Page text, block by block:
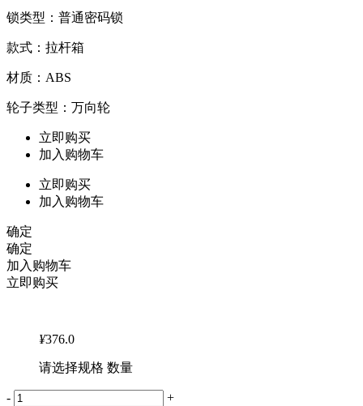
锁类型：普通密码锁
款式：拉杆箱
材质：ABS
轮子类型：万向轮
立即购买
加入购物车
立即购买
加入购物车
确定
确定
加入购物车
立即购买
¥376.0
请选择规格 数量
-
+